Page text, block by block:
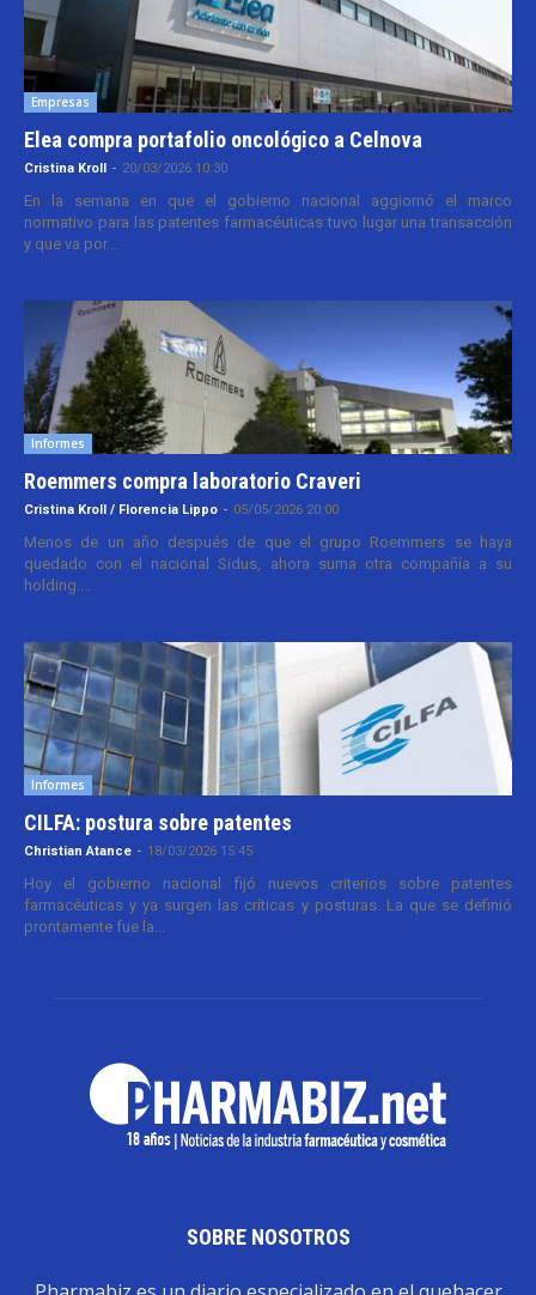
Empresas
Elea compra portafolio oncológico a Celnova
Cristina Kroll - 20/03/2026 10:30
En la semana en que el gobierno nacional aggiornó el marco
normativo para las patentes farmacéuticas tuvo lugar una transacción
y que va por...
Informes
Roemmers compra laboratorio Craveri
Cristina Kroll / Florencia Lippo - 05/05/2026 20:00
Menos de un año después de que el grupo Roemmers se haya
quedado con el nacional Sidus, ahora suma otra compañía a su
holding....
Informes
CILFA: postura sobre patentes
Christian Atance - 18/03/2026 15:45
Hoy el gobierno nacional fijó nuevos criterios sobre patentes
farmacéuticas y ya surgen las críticas y posturas. La que se definió
prontamente fue la...
SOBRE NOSOTROS